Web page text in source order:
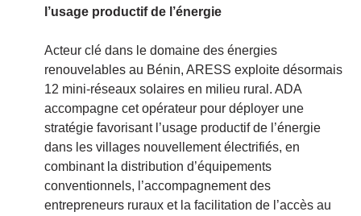
l’usage productif de l’énergie
Acteur clé dans le domaine des énergies
renouvelables au Bénin, ARESS exploite désormais
12 mini-réseaux solaires en milieu rural. ADA
accompagne cet opérateur pour déployer une
stratégie favorisant l’usage productif de l’énergie
dans les villages nouvellement électrifiés, en
combinant la distribution d’équipements
conventionnels, l’accompagnement des
entrepreneurs ruraux et la facilitation de l’accès au